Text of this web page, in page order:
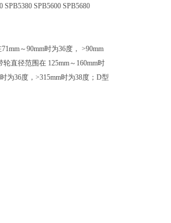
SPB5380 SPB5600 SPB5680
～90mm时为36度， >90mm
直径范围在 125mm～160mm时
为36度，>315mm时为38度；D型